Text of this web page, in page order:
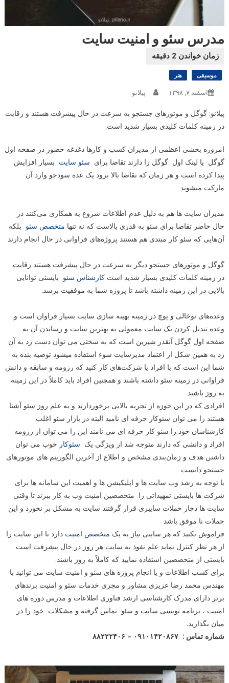
مدرس سئو و امنیت سایت
موسیقی هنر
اسفند ۷, ۱۳۹۸ پیلانو
پیلانو: گوگل و موتورهای جستجو به سرعت در حال پیشرفت هستند و رقابت
در زمینه کلمات کلیدی بسیار شدید است.
امروزه بخشی اعظمی از مدیران کسب و کارها دغدغه حضور در صفحه اول
گوگل یا لینک اول گوگل را دارند تقاضا برای سئو سایت بسیار افزایش
پیدا کرده است و هر زمان که تقاضا بالا برود یک عده سودجو وارد آن
مارکت میشوند
مدیران سایت ها هم به دلیل عدم اطلاعات شروع به همکاری می‌کنند در
حال حاضر تقاضا برای سئو به قدری بالاست که نه تنها متخصص سئو بلکه
آن‌هایی که سئو کار مبتدی هم هستند پروژه‌های فراوانی در حال انجام دارند
گوگل و موتورهای جستجو دیگر به سرعت در حال پیشرفت هستند رقابت
در زمینه کلمات کلیدی بسیار شدید است کارشناس سئو بایستی توانایی
بالایی در این زمینه داشته باشد تا پروژه شما به موفقیت برسد.
وعده‌های توخالی و پوچ در زمینه بهینه سازی سایت بسیار فراوان است و
وعده تبدیل کردن یک سایت معمولی به بهترین سایت و رساندن آن به
صفحه اول گوگل آنقدر شیرین است که به سختی می توان دست رد به آن
زد به همین شکل از اعتماد مدیرسایت سوء استفاده میشود توصیه بنده به
شما این است که با افراد یا شرکت‌های کار کنید که رزومه و سابقه و دانش
فراوانی در زمینه سئو داشته باشند و همچنین افراد باید کاملاً در این زمینه
به روز باشند
افرادی که در این حوزه از تجربه بالایی برخوردارند و به علم روز سئو آشنا
هستند را می توان سئوکار حرفه ای نامید البته در بازار سئو اغلب
کارشناسان خود را سئو کار حرفه ای می نامند این را می توان از رزومه
افراد و دانشی که دارند متوجه شد از ویژگی یک سئوکار خوب می توان
داشتن هدف و زمان‌بندی مشخص و اطلاع از آخرین الگوریتم های موتورهای
جستجو دانست
با توجه به رشد وب سایت ها و اپلیکیشن ها و اهمیت این سامانه ها برای
شرکت ها بایستی تمهیداتی را متخصصین امنیت وب به کار ببرند تا وقتی
سایت ها دچار حملات سایبری قرار گرفتند سایت به مشکل بر نخورد و این
حملات نا موفق باشد
فراموش نکنید که هر سایتی نیاز به یک متخصص امنیت دارد تا این سایت را
از هر نظر کنترل نماید علم نفوذ به سایت هر روز در حال پیشرفت است
بایستی از متخصصین استفاده نمایید که کاملاً به روز باشند.
برای کسب اطلاعات و یا انجام پروژه های سئو و امنیت سایت می توانید با
مهندس محمد رضا عزیزی مشاور و مجری خدمات سئو و امنیت برندهای
برتر دارای مدرک کارشناسی ارشد فناوری اطلاعات و مدرس دوره های
امنیت ، برنامه نویسی سایت و سئو تماس گرفته و مشکلات خود را در
میان بگذارید.
شماره تماس : ۰۹۱۰۱۴۲۰۸۶۷ – ۸۸۲۲۲۴۰۶